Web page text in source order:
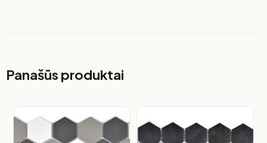
Panašūs produktai